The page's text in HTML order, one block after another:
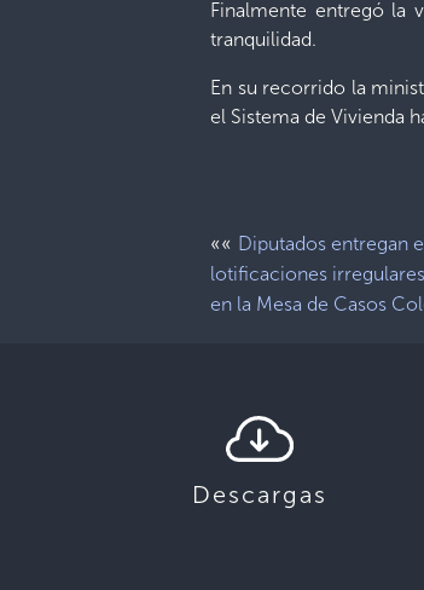
Finalmente entregó la
tranquilidad.
En su recorrido la
el Sistema de Vivienda
«« Diputados entregan
lotificaciones
en la Mesa de Casos
Descargas